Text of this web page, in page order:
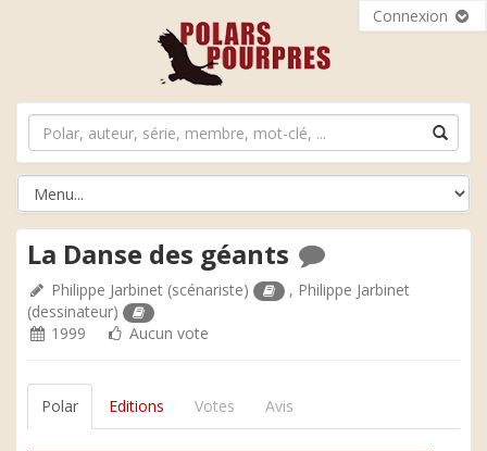
Connexion
La Danse des géants
Philippe Jarbinet (scénariste) , Philippe Jarbinet
(dessinateur)
1999
Aucun vote
Polar Editions Votes Avis